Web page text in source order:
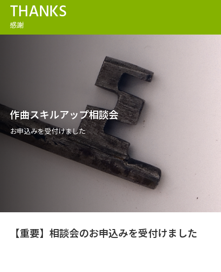
THANKS
感謝
作曲スキルアップ相談会
お申込みを受付けました
【重要】相談会のお申込みを受付けました